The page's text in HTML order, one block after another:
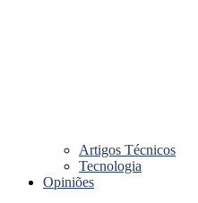
Artigos Técnicos
Tecnologia
Opiniões